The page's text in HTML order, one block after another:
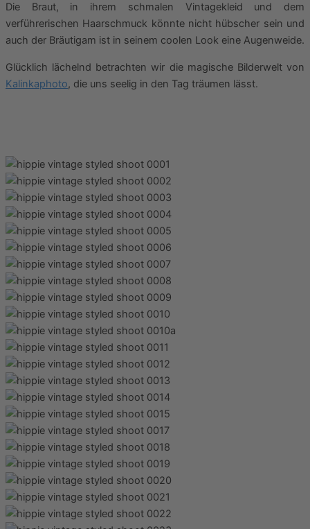
Die Braut, in ihrem schmalen Vintagekleid und dem
verführerischen Haarschmuck könnte nicht hübscher sein und
auch der Bräutigam ist in seinem coolen Look eine Augenweide.
Glücklich lächelnd betrachten wir die magische Bilderwelt von
Kalinkaphoto, die uns seelig in den Tag träumen lässt.